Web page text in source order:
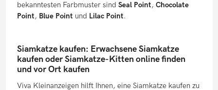
bekanntesten Farbmuster sind Seal Point, Chocolate
Point, Blue Point und Lilac Point.
Siamkatze kaufen: Erwachsene Siamkatze
kaufen oder Siamkatze-Kitten online finden
und vor Ort kaufen
Viva Kleinanzeigen hilft Ihnen, eine Siamkatze kaufen zu